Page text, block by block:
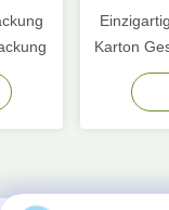
Karton